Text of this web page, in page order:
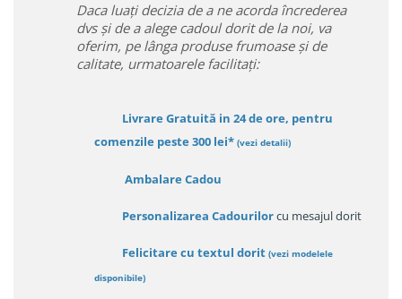
Daca luați decizia de a ne acorda încrederea
dvs și de a alege cadoul dorit de la noi, va
oferim, pe lânga produse frumoase și de
calitate, urmatoarele facilitați:
Livrare Gratuită in 24 de ore, pentru
comenzile peste 300 lei* (vezi detalii)
Ambalare Cadou
Personalizarea Cadourilorcu mesajul dorit
Felicitare cu textul dorit (vezi modelele
disponibile)